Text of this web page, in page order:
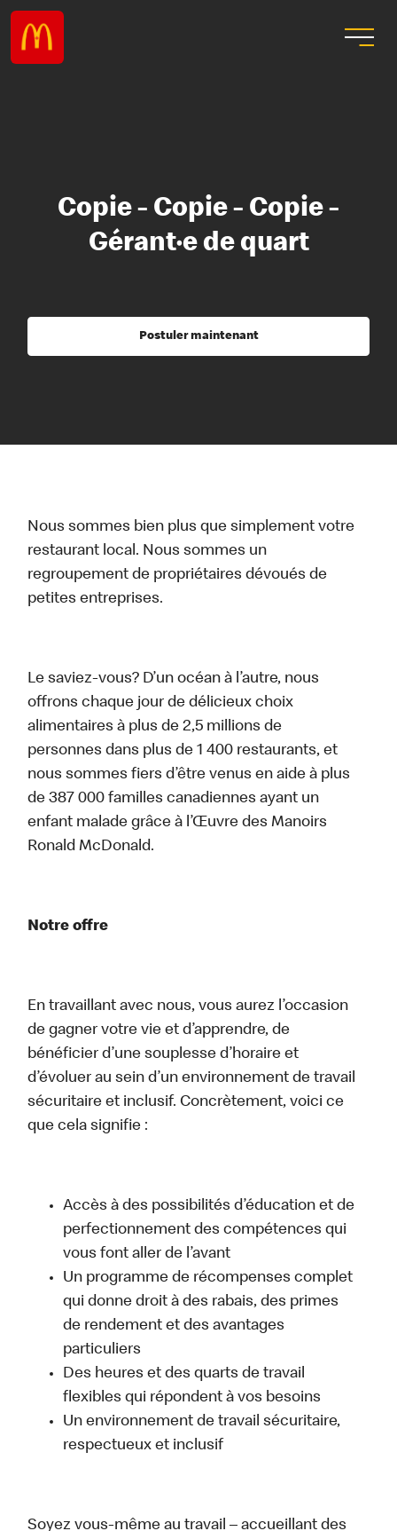
Copie - Copie - Copie -
Gérant·e de quart
Postuler maintenant
Nous sommes bien plus que simplement votre
restaurant local. Nous sommes un
regroupement de propriétaires dévoués de
petites entreprises.
Le saviez-vous? D’un océan à l’autre, nous
offrons chaque jour de délicieux choix
alimentaires à plus de 2,5 millions de
personnes dans plus de 1 400 restaurants, et
nous sommes fiers d’être venus en aide à plus
de 387 000 familles canadiennes ayant un
enfant malade grâce à l’Œuvre des Manoirs
Ronald McDonald.
Notre offre
En travaillant avec nous, vous aurez l’occasion
de gagner votre vie et d’apprendre, de
bénéficier d’une souplesse d’horaire et
d’évoluer au sein d’un environnement de travail
sécuritaire et inclusif. Concrètement, voici ce
que cela signifie :
Accès à des possibilités d’éducation et de
perfectionnement des compétences qui
vous font aller de l’avant
Un programme de récompenses complet
qui donne droit à des rabais, des primes
de rendement et des avantages
particuliers
Des heures et des quarts de travail
flexibles qui répondent à vos besoins
Un environnement de travail sécuritaire,
respectueux et inclusif
Soyez vous-même au travail – accueillant des